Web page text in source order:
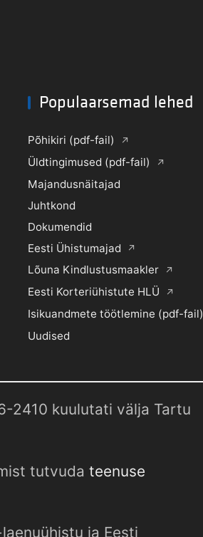
Populaarsemad lehed
Põhikiri (pdf-fail)
Üldtingimused (pdf-fail)
Majandusnäitajad
Juhtkond
Dokumendid
Eesti Ühistumajad
Lõuna Kindlustusmaakler
Eesti Korteriühistute HLÜ
Isikuandmete töötlemine (pdf-fail)
Uudised
2410 kuulutati välja Tartu
tutvuda teenuse
ja Eesti